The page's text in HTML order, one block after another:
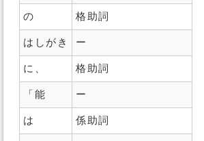
の 格助詞
はしがき ー
に、 格助詞
「能 ー
は 係助詞